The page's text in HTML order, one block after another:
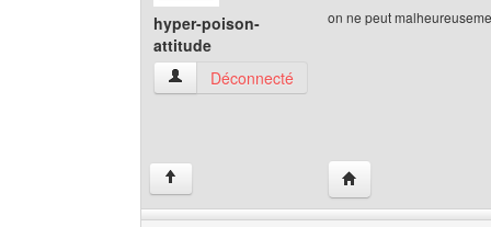
hyper-poison-
attitude
hyper-poison-attitude Voir le profil de
Déconnecté
on ne peut
↑ Visiter le site web